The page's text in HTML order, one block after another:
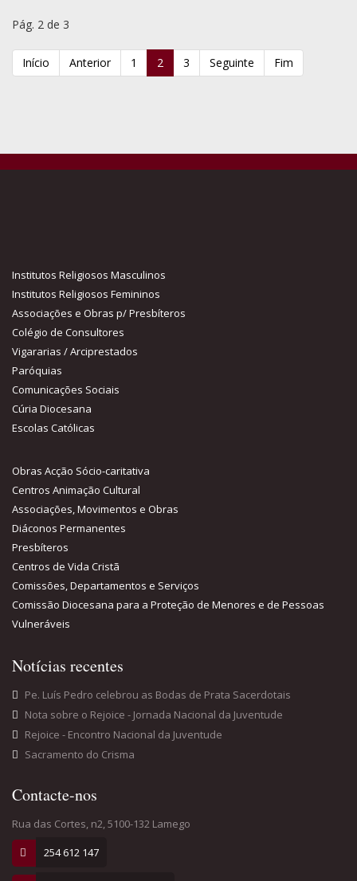
Pág. 2 de 3
Início Anterior 1 2 3 Seguinte Fim
Institutos Religiosos Masculinos
Institutos Religiosos Femininos
Associações e Obras p/ Presbíteros
Colégio de Consultores
Vigararias / Arciprestados
Paróquias
Comunicações Sociais
Cúria Diocesana
Escolas Católicas
Obras Acção Sócio-caritativa
Centros Animação Cultural
Associações, Movimentos e Obras
Diáconos Permanentes
Presbíteros
Centros de Vida Cristã
Comissões, Departamentos e Serviços
Comissão Diocesana para a Proteção de Menores e de Pessoas
Vulneráveis
Notícias recentes
Pe. Luís Pedro celebrou as Bodas de Prata Sacerdotais
Nota sobre o Rejoice - Jornada Nacional da Juventude
Rejoice - Encontro Nacional da Juventude
Sacramento do Crisma
Contacte-nos
Rua das Cortes, n2, 5100-132 Lamego
254 612 147